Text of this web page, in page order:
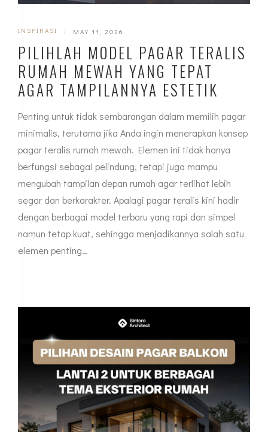
INSPIRASI | MAY 11, 2026
PILIHLAH MODEL PAGAR TERALIS
RUMAH MEWAH YANG TEPAT
AGAR TAMPILANNYA ESTETIK
Penting untuk tidak sembarangan dalam memilih pagar
minimalis, terutama jika Anda ingin menerapkan konsep
pagar teralis rumah mewah. Elemen ini tidak hanya
berfungsi sebagai pelindung, tetapi juga mampu
mengubah tampilan depan rumah agar terlihat lebih
segar dan berkarakter. Apalagi pagar teralis kini hadir
dengan berbagai model terbaru yang rapi dan simpel
namun tetap kuat, sehingga menjadikannya salah satu
elemen penting…